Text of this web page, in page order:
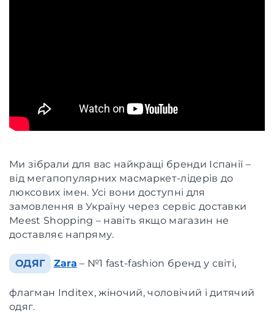
Ми зібрали для вас найкращі бренди Іспанії –
від мегапопулярних масмаркет-лідерів до
люксових імен. Усі вони доступні для
замовлення в Україну через сервіс доставки
Meest Shopping – навіть якщо магазин не
доставляє напряму.
ОДЯГ Zara – №1 fast-fashion бренд у світі,
флагман Inditex, жіночий, чоловічий і дитячий
одяг.